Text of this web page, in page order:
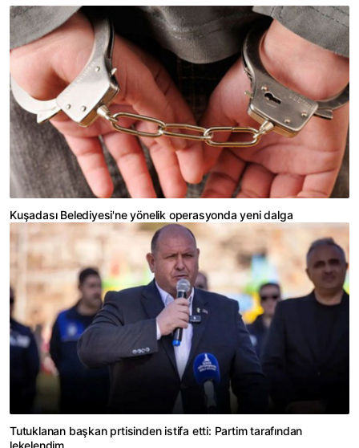
Kuşadası Belediyesi'ne yönelik operasyonda yeni dalga
Tutuklanan başkan prtisinden istifa etti: Partim tarafından
lekelendim